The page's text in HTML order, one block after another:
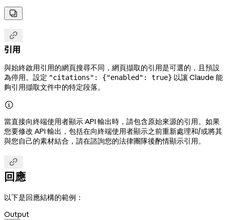


引用
與始終啟用引用的網頁搜尋不同，網頁擷取的引用是可選的，且預設
為停用。設定 "citations": {"enabled": true} 以讓 Claude 能
夠引用擷取文件中的特定段落。

當直接向終端使用者顯示 API 輸出時，請包含原始來源的引用。如果
您要修改 API 輸出，包括在向終端使用者顯示之前重新處理和/或將其
與您自己的素材結合，請在諮詢您的法律團隊後酌情顯示引用。

回應
以下是回應結構的範例：
Output